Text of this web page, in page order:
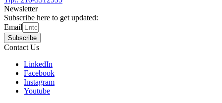
Newsletter
Subscribe here to get updated:
Email
Subscribe
Contact Us
LinkedIn
Facebook
Instagram
Youtube